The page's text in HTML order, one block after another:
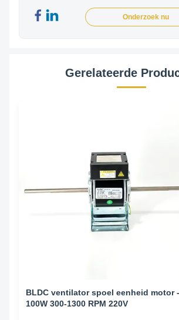
Onderzoek nu
Gerelateerde
BLDC ventilator spoel eenheid motor -
100W 300-1300 RPM 220V